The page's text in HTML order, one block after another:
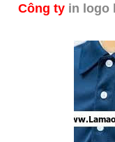
Công ty in logo